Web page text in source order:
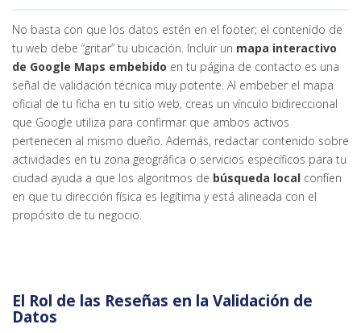
No basta con que los datos estén en el footer; el contenido de
tu web debe “gritar” tu ubicación. Incluir un mapa interactivo
de Google Maps embebido en tu página de contacto es una
señal de validación técnica muy potente. Al embeber el mapa
oficial de tu ficha en tu sitio web, creas un vínculo bidireccional
que Google utiliza para confirmar que ambos activos
pertenecen al mismo dueño. Además, redactar contenido sobre
actividades en tu zona geográfica o servicios específicos para tu
ciudad ayuda a que los algoritmos de búsqueda local confíen
en que tu dirección física es legítima y está alineada con el
propósito de tu negocio.
El Rol de las Reseñas en la Validación de
Datos